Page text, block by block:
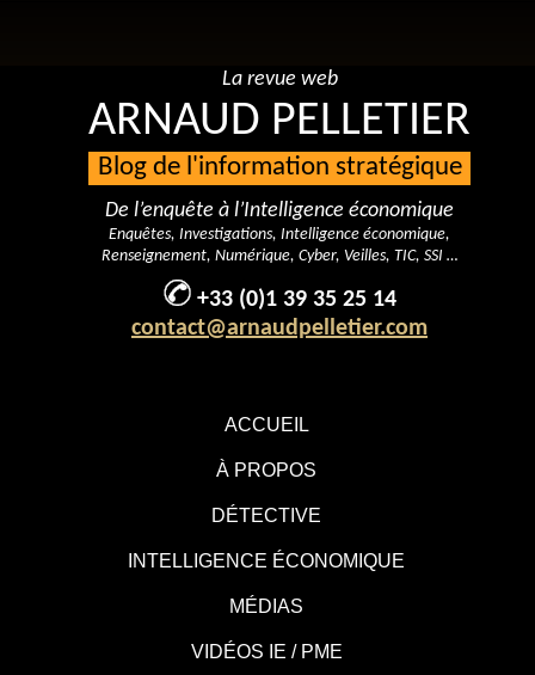
ACCUEIL
À PROPOS
DÉTECTIVE
INTELLIGENCE ÉCONOMIQUE
MÉDIAS
VIDÉOS IE / PME
La revue web
ARNAUD PELLETIER
Blog de l'information stratégique
De l’enquête à l’Intelligence économique
Enquêtes, Investigations, Intelligence économique,
Renseignement, Numérique, Cyber, Veilles, TIC, SSI …
+33 (0)1 39 35 25 14
contact@arnaudpelletier.com